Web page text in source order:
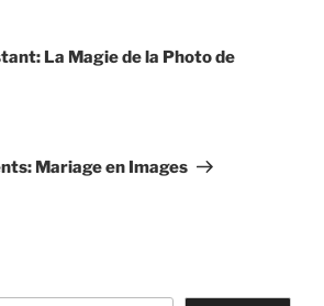
La Magie de la Photo de
Mariage en Images